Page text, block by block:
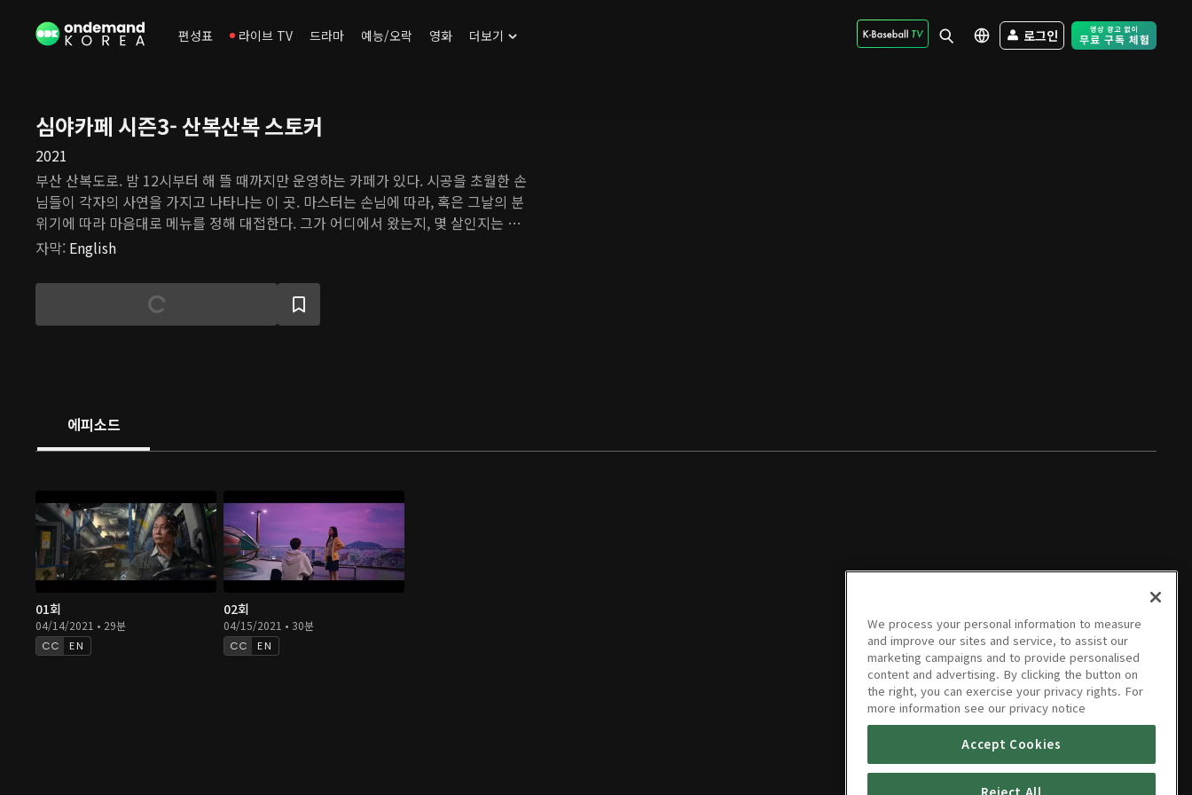
편성표 라이브 TV 드라마 예능/오락 영화 더보기 로그인 Free Trial -
심야카페 시즌3- 산복산복 스토커
2021
부산 산복도로. 밤 12시부터 해 뜰 때까지만 운영하는 카페가 있다. 시공을 초월한 손
님들이 각자의 사연을 가지고 나타나는 이 곳. 마스터는 손님에 따라, 혹은 그날의 분
위기에 따라 마음대로 메뉴를 정해 대접한다. 그가 어디에서 왔는지, 몇 살인지는 아
무도 모른다. 18살 고등학생 지우는 요즘 마음이 괴롭다. 오랫동안 좋아했던 여사친
억을 잃어가는 엄마는 버스 아저씨와 재혼을 하겠다고 한다. 어느 늦은 밤, 심란한 마
음에 엄마의 남자 친구를 쫓던 지우의 앞에 심야카페가 나타난다.
자막: English
에피소드
01회
04/14/2021 • 29분
EN
02회
04/15/2021 • 30분
EN
We process your personal information to measure
and improve our sites and service, to assist our
marketing campaigns and to provide personalised
content and advertising. By clicking the button on
the right, you can exercise your privacy rights. For
more information see our privacy notice
Accept Cookies